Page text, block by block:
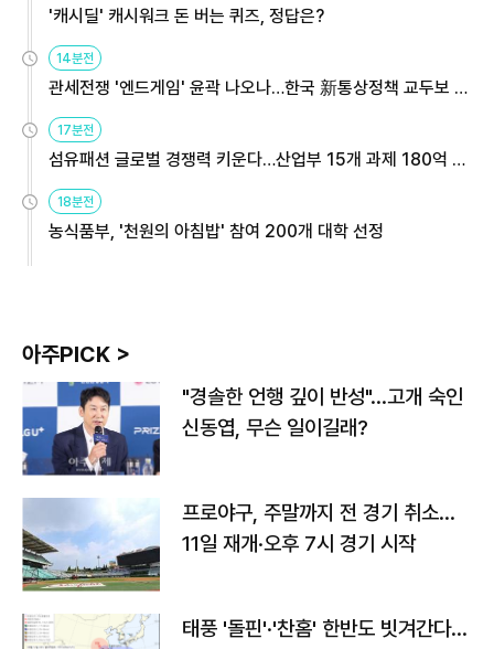
'캐시딜' 캐시워크 돈 버는 퀴즈, 정답은?
14분전
관세전쟁 '엔드게임' 윤곽 나오나…한국 新통상정책 교두보 활
17분전
섬유패션 글로벌 경쟁력 키운다…산업부 15개 과제 180억 지
18분전
농식품부, '천원의 아침밥' 참여 200개 대학 선정
아주PICK >
"경솔한 언행 깊이 반성"…고개 숙인
신동엽, 무슨 일이길래?
프로야구, 주말까지 전 경기 취소…
11일 재개·오후 7시 경기 시작
태풍 '돌핀'·'찬홈' 한반도 빗겨간다…